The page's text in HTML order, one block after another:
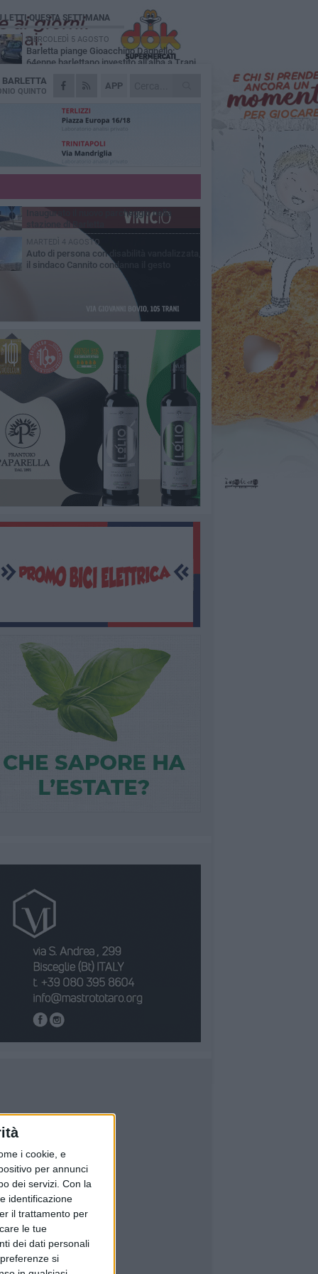
i cookie, e
per annunci
dei servizi. Con la
identificazione
il trattamento per
le tue
dei dati personali
si
APP
BARLETTA
QUINTO
LETTI QUESTA SETTIMANA
MERCOLEDÌ 5 AGOSTO
Barletta piange Gioacchino Dagnello:
64enne barlettano investito all'alba a Trani
GIOVEDÌ 6 AGOSTO
Il ricordo di "Cecco", il benzinaio col
dalla pensione»
MERCOLEDÌ 5 AGOSTO
sopralluogo nell'area dell'evento
DOMENICA 2 AGOSTO
Beni confiscati alla mafia. Nasce il servizio
VENERDÌ 31 LUGLIO
Inaugurato il nuovo parcheggio nella
MARTEDÌ 4 AGOSTO
Auto di persona con disabilità vandalizzata,
il sindaco Cannito condanna il gesto